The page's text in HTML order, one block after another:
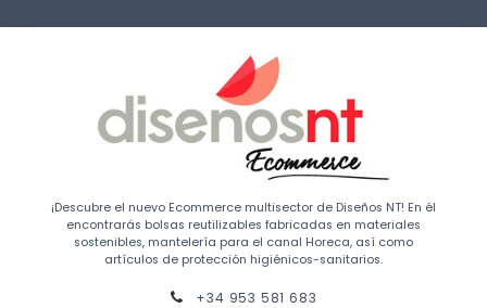
¡Descubre el nuevo Ecommerce multisector de Diseños NT! En él
encontrarás bolsas reutilizables fabricadas en materiales
sostenibles, mantelería para el canal Horeca, así como
artículos de protección higiénicos-sanitarios.
+34 953 581 683